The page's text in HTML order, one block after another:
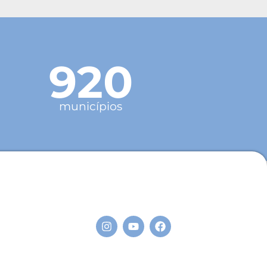
920
municípios